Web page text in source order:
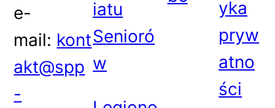
e-
mail: kont
akt@spp
-
iatu
Senioró
w
yka
pryw
atno
ści